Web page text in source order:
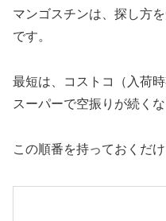
マンゴスチンは、探し方
です。
最短は、コストコ（入荷
スーパーで空振りが続く
この順番を持っておくだ